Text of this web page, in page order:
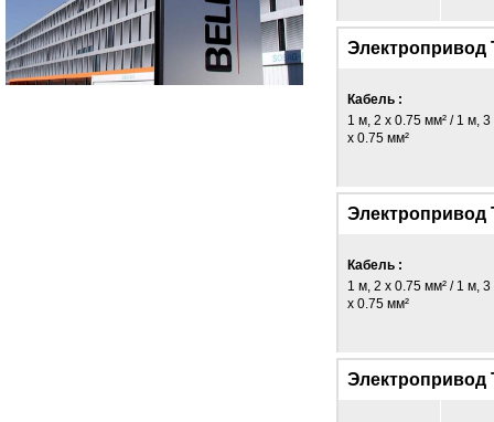
Электропривод
Кабель :
1 м, 2 x 0.75 мм² / 1 м, 3
x 0.75 мм²
Электропривод
Кабель :
1 м, 2 x 0.75 мм² / 1 м, 3
x 0.75 мм²
Электропривод